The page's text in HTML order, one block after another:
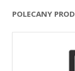
POLECANY